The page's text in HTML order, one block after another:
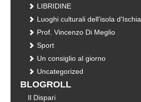
LIBRIDINE
Luoghi culturali dell'isola d'Ischia
Prof. Vincenzo Di Meglio
Sport
Un consiglio al giorno
Uncategorized
BLOGROLL
Il Dispari